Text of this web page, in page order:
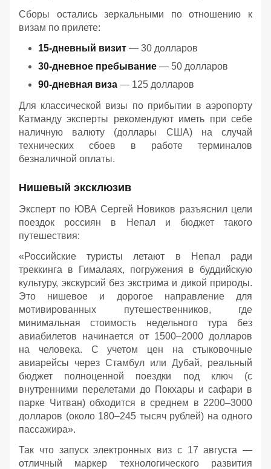
Сборы остались зеркальными по отношению к
визам по прилете:
15-дневный визит — 30 долларов
30-дневное пребывание — 50 долларов
90-дневная виза — 125 долларов
Для классической визы по прибытии в аэропорту
Катманду эксперты рекомендуют иметь при себе
наличную валюту (доллары США) на случай
технических сбоев в работе терминалов
безналичной оплаты.
Нишевый эксклюзив
Эксперт по ЮВА Сергей Новиков разъяснил цели
поездок россиян в Непал и бюджет такого
путешествия:
«Российские туристы летают в Непал ради
треккинга в Гималаях, погружения в буддийскую
культуру, экскурсий без экстрима и дикой природы.
Это нишевое и дорогое направление для
мотивированных путешественников, где
минимальная стоимость недельного тура без
авиабилетов начинается от 1500–2000 долларов
на человека. С учетом цен на стыковочные
авиарейсы через Стамбул или Дубай, реальный
бюджет полноценной поездки под ключ (с
внутренними перелетами до Покхары и сафари в
парке Читван) обходится в среднем в 2200–3000
долларов (около 180–245 тысяч рублей) на одного
пассажира».
Так что запуск электронных виз с 17 августа —
отличный маркер технологического развития